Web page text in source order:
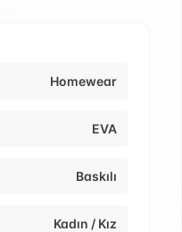
Homewear
EVA
Baskılı
Kadın / Kız